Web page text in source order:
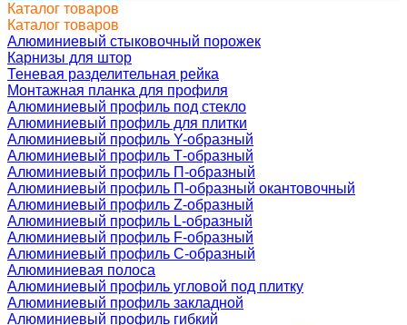
Каталог товаров
Каталог товаров
Алюминиевый стыковочный порожек
Карнизы для штор
Теневая разделительная рейка
Монтажная планка для профиля
Алюминиевый профиль под стекло
Алюминиевый профиль для плитки
Алюминиевый профиль Y-образный
Алюминиевый профиль Т-образный
Алюминиевый профиль П-образный
Алюминиевый профиль П-образный окантовочный
Алюминиевый профиль Z-образный
Алюминиевый профиль L-образный
Алюминиевый профиль F-образный
Алюминиевый профиль C-образный
Алюминиевая полоса
Алюминиевый профиль угловой под плитку
Алюминиевый профиль закладной
Алюминиевый профиль гибкий